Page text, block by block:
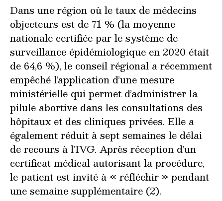
Dans une région où le taux de médecins
objecteurs est de 71 % (la moyenne
nationale certifiée par le système de
surveillance épidémiologique en 2020 était
de 64,6 %), le conseil régional a récemment
empêché l’application d’une mesure
ministérielle qui permet d’administrer la
pilule abortive dans les consultations des
hôpitaux et des cliniques privées. Elle a
également réduit à sept semaines le délai
de recours à l’IVG. Après réception d’un
certificat médical autorisant la procédure,
le patient est invité à « réfléchir » pendant
une semaine supplémentaire (2).